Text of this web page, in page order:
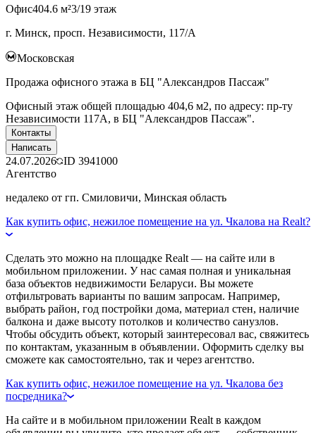
Офис404.6 м²3/19 этаж
г. Минск, просп. Независимости, 117/А
Московская
Продажа офисного этажа в БЦ "Александров Пассаж"
Офисный этаж общей площадью 404,6 м2, по адресу: пр-ту
Независимости 117А, в БЦ "Александров Пассаж".
Контакты
Написать
24.07.2026 ID 3941000
Агентство
недалеко от гп. Смиловичи, Минская область
Как купить офис, нежилое помещение на ул. Чкалова на Realt?
Сделать это можно на площадке Realt — на сайте или в
мобильном приложении. У нас самая полная и уникальная
база объектов недвижимости Беларуси. Вы можете
отфильтровать варианты по вашим запросам. Например,
выбрать район, год постройки дома, материал стен, наличие
балкона и даже высоту потолков и количество санузлов.
Чтобы обсудить объект, который заинтересовал вас, свяжитесь
по контактам, указанным в объявлении. Оформить сделку вы
сможете как самостоятельно, так и через агентство.
Как купить офис, нежилое помещение на ул. Чкалова без
посредника?
На сайте и в мобильном приложении Realt в каждом